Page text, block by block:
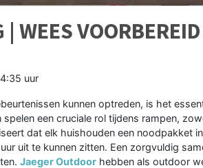
WEES
uur
kunnen optreden, is het
een cruciale rol tijdens rampen,
dat elk huishouden een noodpakket
uit te kunnen zitten. Een zorgvuldig
Jaeger Outdoor hebben als outdoor